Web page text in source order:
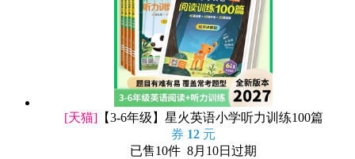
[天猫]【3-6年级】星火英语小学听力训练100篇
券 12 元
已售10件 8月10日过期